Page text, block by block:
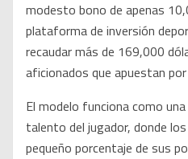
modesto bono de apenas
plataforma de inversión
recaudar más de 169,000
aficionados que apuestan
El modelo funciona como
talento del jugador, donde
pequeño porcentaje de sus